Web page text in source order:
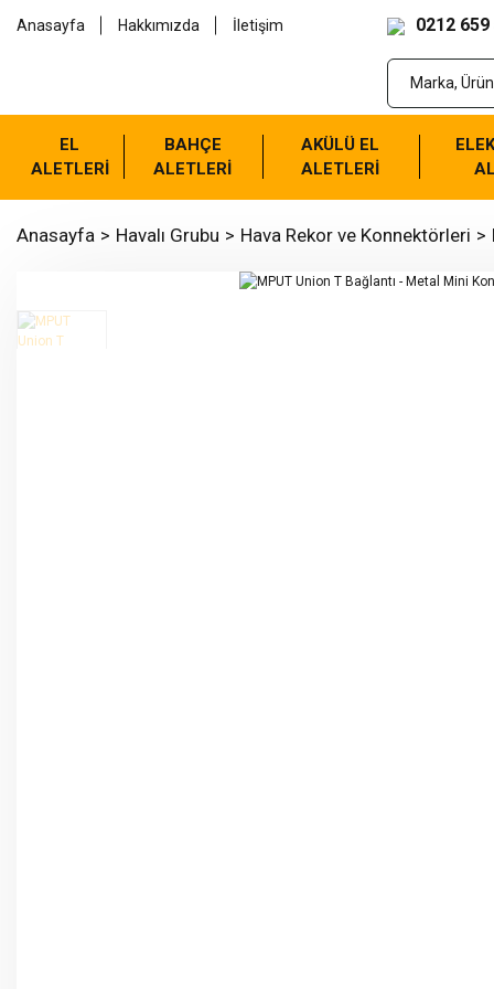
Anasayfa Hakkımızda İletişim 0212 659
EL
ALETLERİ
BAHÇE
ALETLERİ
AKÜLÜ EL
ALETLERİ
Anasayfa Havalı Grubu Hava Rekor ve Konnektörleri